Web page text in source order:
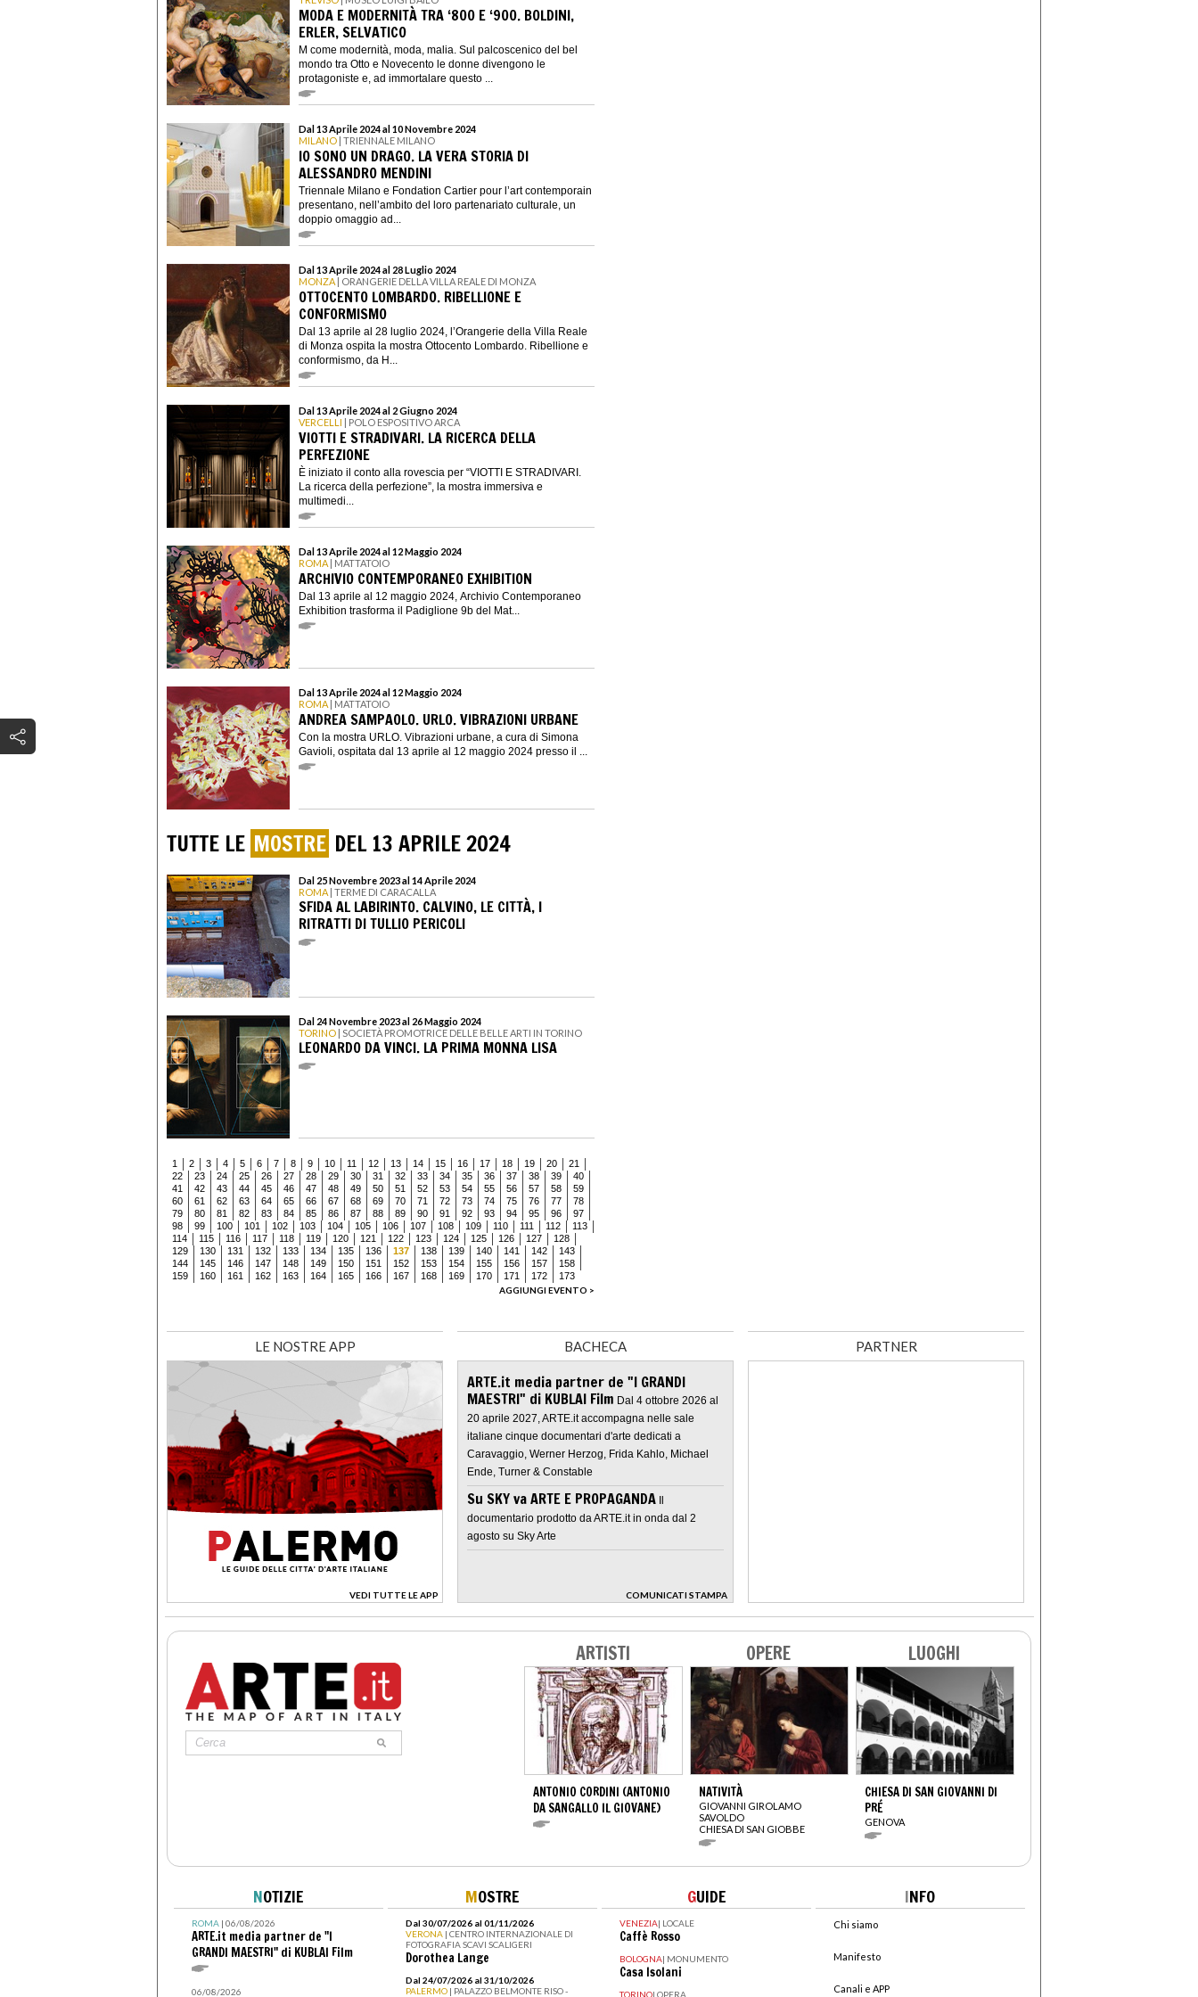
MODA E MODERNITÀ TRA ‘800 E ‘900. BOLDINI,
ERLER, SELVATICO
M come modernità, moda, malia. Sul palcoscenico del bel
mondo tra Otto e Novecento le donne divengono le
protagoniste e, ad immortalare questo ...
Dal 13 Aprile 2024 al 10 Novembre 2024
MILANO | TRIENNALE MILANO
IO SONO UN DRAGO. LA VERA STORIA DI
ALESSANDRO MENDINI
Triennale Milano e Fondation Cartier pour l’art contemporain
presentano, nell’ambito del loro partenariato culturale, un
doppio omaggio ad...
Dal 13 Aprile 2024 al 28 Luglio 2024
MONZA | ORANGERIE DELLA VILLA REALE DI MONZA
OTTOCENTO LOMBARDO. RIBELLIONE E
CONFORMISMO
Dal 13 aprile al 28 luglio 2024, l’Orangerie della Villa Reale
di Monza ospita la mostra Ottocento Lombardo. Ribellione e
conformismo, da H...
Dal 13 Aprile 2024 al 2 Giugno 2024
VERCELLI | POLO ESPOSITIVO ARCA
VIOTTI E STRADIVARI. LA RICERCA DELLA
PERFEZIONE
È iniziato il conto alla rovescia per “VIOTTI E STRADIVARI.
La ricerca della perfezione”, la mostra immersiva e
multimedi...
Dal 13 Aprile 2024 al 12 Maggio 2024
ROMA | MATTATOIO
ARCHIVIO CONTEMPORANEO EXHIBITION
Dal 13 aprile al 12 maggio 2024, Archivio Contemporaneo
Exhibition trasforma il Padiglione 9b del Mat...
Dal 13 Aprile 2024 al 12 Maggio 2024
ROMA | MATTATOIO
ANDREA SAMPAOLO. URLO. VIBRAZIONI URBANE
Con la mostra URLO. Vibrazioni urbane, a cura di Simona
Gavioli, ospitata dal 13 aprile al 12 maggio 2024 presso il ...
TUTTE LE MOSTRE DEL 13 APRILE 2024
Dal 25 Novembre 2023 al 14 Aprile 2024
ROMA | TERME DI CARACALLA
SFIDA AL LABIRINTO. CALVINO, LE CITTÀ, I
RITRATTI DI TULLIO PERICOLI
Dal 24 Novembre 2023 al 26 Maggio 2024
TORINO | SOCIETÀ PROMOTRICE DELLE BELLE ARTI IN TORINO
LEONARDO DA VINCI. LA PRIMA MONNA LISA
1 2 3 4 5 6 7 8 9 10 11 12 13 14 15 16 17 18 19 20
21
22
23 24 25 26 27 28 29 30 31 32 33 34 35 36 37 38 39
40
41
42 43 44 45 46 47 48 49 50 51 52 53 54 55 56 57 58
59
60
61 62 63 64 65 66 67 68 69 70 71 72 73 74 75 76 77
78
79
80 81 82 83 84 85 86 87 88 89 90 91 92 93 94 95 96
97
98
99 100 101 102 103 104 105 106 107 108 109 110 111 112
113
114
115 116 117 118 119 120 121 122 123 124 125 126 127
128
129
130 131 132 133 134 135 136 137 138 139 140 141 142
143
144
145 146 147 148 149 150 151 152 153 154 155 156 157
158
159
160 161 162 163 164 165 166 167 168 169 170 171 172
173
AGGIUNGI EVENTO >
LE NOSTRE APP
VEDI TUTTE LE APP
>
BACHECA
ARTE.it media partner de "I GRANDI
MAESTRI" di KUBLAI Film Dal 4 ottobre 2026 al
20 aprile 2027, ARTE.it accompagna nelle sale
italiane cinque documentari d'arte dedicati a
Caravaggio, Werner Herzog, Frida Kahlo, Michael
Ende, Turner & Constable
Su SKY va ARTE E PROPAGANDA Il
documentario prodotto da ARTE.it in onda dal 2
agosto su Sky Arte
COMUNICATI STAMPA
>
PARTNER
ARTISTI
ANTONIO CORDINI (ANTONIO
DA SANGALLO IL GIOVANE)
OPERE
NATIVITÀ
GIOVANNI GIROLAMO
SAVOLDO
CHIESA DI SAN GIOBBE
LUOGHI
CHIESA DI SAN GIOVANNI DI
PRÉ
GENOVA
NOTIZIE
ROMA| 06/08/2026
ARTE.it media partner de "I
GRANDI MAESTRI" di KUBLAI Film
06/08/2026
MOSTRE
Dal 30/07/2026 al 01/11/2026
VERONA | CENTRO INTERNAZIONALE DI
FOTOGRAFIA SCAVI SCALIGERI
Dorothea Lange
Dal 24/07/2026 al 31/10/2026
PALERMO | PALAZZO BELMONTE RISO -
GUIDE
VENEZIA| LOCALE
Caffè Rosso
BOLOGNA| MONUMENTO
Casa Isolani
TORINO| OPERA
INFO
Chi siamo
Manifesto
Canali e APP